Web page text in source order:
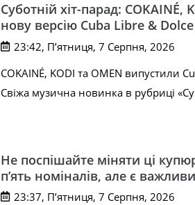
Суботній хіт-парад: COKAINÉ,
нову версію Cuba Libre &
23:42, П’ятниця, 7 Серпня, 2026
COKAINÉ, KODI та OMEN випустили
Свіжа музична новинка в рубриці
Не поспішайте міняти ці
п’ять номіналів, але є
23:37, П’ятниця, 7 Серпня, 2026